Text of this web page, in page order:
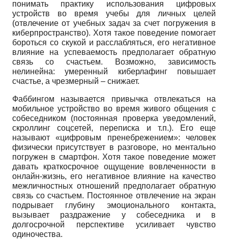
понимать практику использования цифровых
устройств во время учебы для личных целей
(отвлечение от учебных задач за счет погружения в
киберпространство). Хотя такое поведение помогает
бороться со скукой и расслабляться, его негативное
влияние на успеваемость предполагает обратную
связь со счастьем. Возможно, зависимость
нелинейна: умеренный киберлафинг повышает
счастье, а чрезмерный – снижает.
Фаббингом называется привычка отвлекаться на
мобильное устройство во время живого общения с
собеседником (постоянная проверка уведомлений,
скроллинг соцсетей, переписка и т.п.). Его еще
называют «цифровым пренебрежением»: человек
физически присутствует в разговоре, но ментально
погружен в смартфон. Хотя такое поведение может
давать краткосрочное ощущение вовлеченности в
онлайн-жизнь, его негативное влияние на качество
межличностных отношений предполагает обратную
связь со счастьем. Постоянное отвлечение на экран
подрывает глубину эмоционального контакта,
вызывает раздражение у собеседника и в
долгосрочной перспективе усиливает чувство
одиночества.